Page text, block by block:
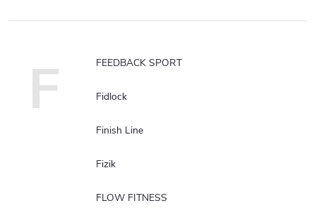
F FEEDBACK SPORT
Fidlock
Finish Line
Fizik
FLOW FITNESS